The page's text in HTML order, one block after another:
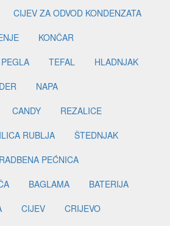
CIJEV ZA ODVOD KONDENZATA
KONČAR
PEGLA TEFAL
HLADNJAK
NAPA
CANDY
REZALICE
RUBLJA
ŠTEDNJAK
PEĆNICA
BAGLAMA
BATERIJA
CIJEV
CRIJEVO